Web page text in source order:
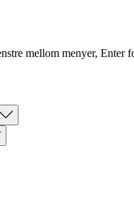
mellom menyer, Enter